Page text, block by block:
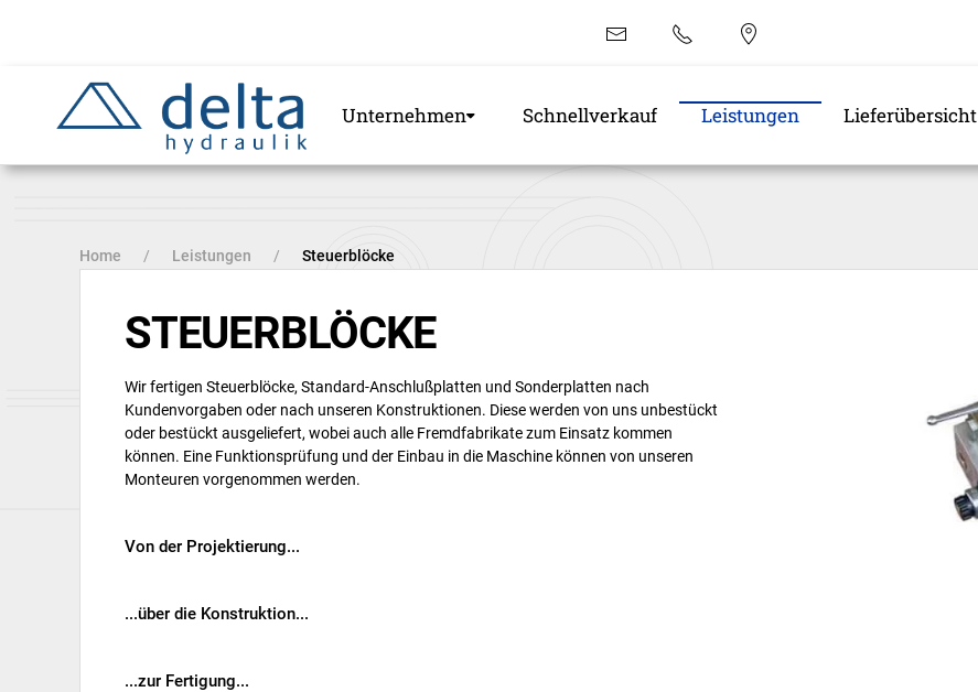
Hauptinhalt
springen
Unternehmen Schnellverkauf Leistungen Lieferübersicht
Home Leistungen Steuerblöcke
STEUERBLÖCKE
Wir fertigen Steuerblöcke, Standard-Anschlußplatten und Sonderplatten nach
Kundenvorgaben oder nach unseren Konstruktionen. Diese werden von uns unbestückt
oder bestückt ausgeliefert, wobei auch alle Fremdfabrikate zum Einsatz kommen
können. Eine Funktionsprüfung und der Einbau in die Maschine können von unseren
Monteuren vorgenommen werden.
Von der Projektierung...
...über die Konstruktion...
...zur Fertigung...